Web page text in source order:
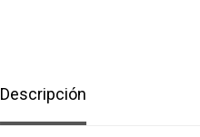
Descripción